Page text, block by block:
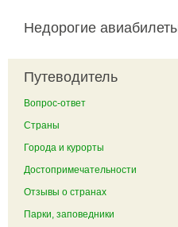
Недорогие
Путеводитель
Вопрос-ответ
Страны
Города и курорты
Достопримечательности
Отзывы о странах
Парки, заповедники